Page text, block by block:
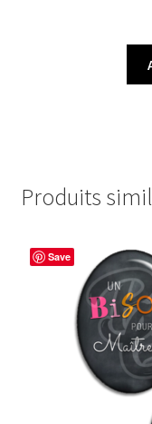
Produits
Save